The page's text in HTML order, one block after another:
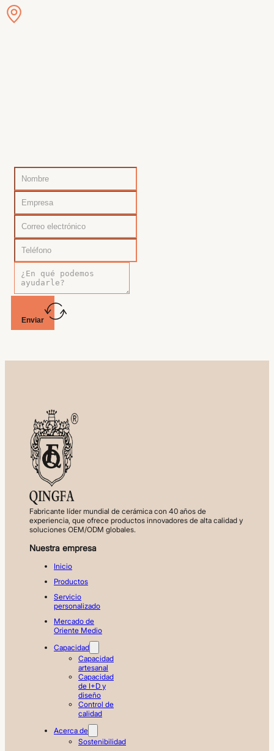
Enviar
Fabricante líder mundial de cerámica con 40 años de
experiencia, que ofrece productos innovadores de alta calidad y
soluciones OEM/ODM globales.
Nuestra empresa
Inicio
Productos
Servicio
personalizado
Mercado de
Oriente Medio
Capacidad
Capacidad
artesanal
Capacidad
de I+D y
diseño
Control de
calidad
Acerca de
Sostenibilidad